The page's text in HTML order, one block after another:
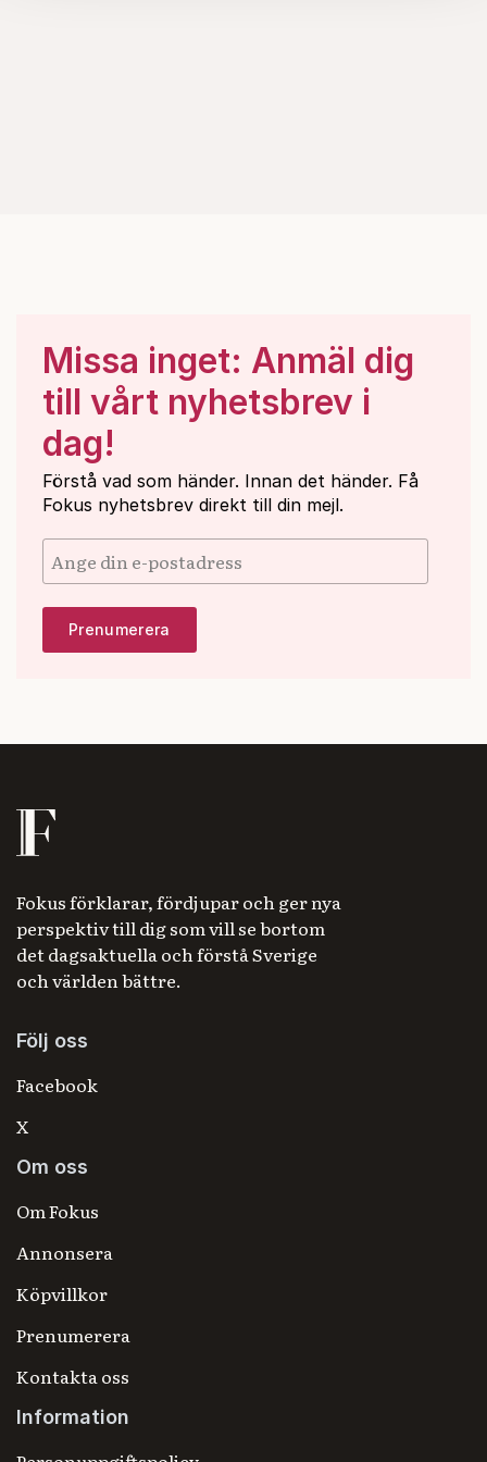
Missa inget: Anmäl dig
till vårt nyhetsbrev i
dag!
Förstå vad som händer. Innan det händer. Få
Fokus nyhetsbrev direkt till din mejl.
Fokus förklarar, fördjupar och ger nya
perspektiv till dig som vill se bortom
det dagsaktuella och förstå Sverige
och världen bättre.
Följ oss
Facebook
X
Om oss
Om Fokus
Annonsera
Köpvillkor
Prenumerera
Kontakta oss
Information